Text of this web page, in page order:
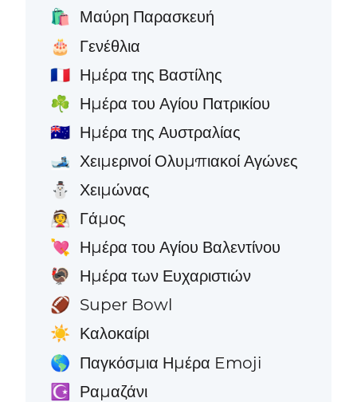
🛍️ Μαύρη Παρασκευή
🎂 Γενέθλια
🇫🇷 Ημέρα της Βαστίλης
☘️ Ημέρα του Αγίου Πατρικίου
🇦🇺 Ημέρα της Αυστραλίας
🎿 Χειμερινοί Ολυμπιακοί Αγώνες
⛄ Χειμώνας
👰 Γάμος
💘 Ημέρα του Αγίου Βαλεντίνου
🦃 Ημέρα των Ευχαριστιών
🏈 Super Bowl
☀️ Καλοκαίρι
🌎 Παγκόσμια Ημέρα Emoji
☪️ Ραμαζάνι